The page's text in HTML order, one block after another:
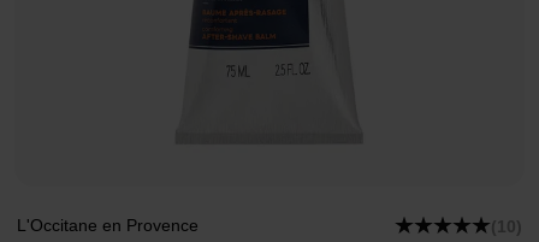
L'Occitane en Provence (10)